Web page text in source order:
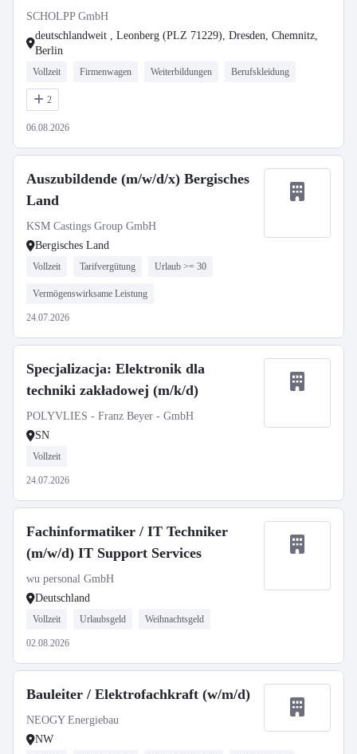
SCHOLPP GmbH
deutschlandweit , Leonberg (PLZ 71229), Dresden, Chemnitz,
Berlin
Vollzeit Firmenwagen Weiterbildungen Berufskleidung
2
06.08.2026
Auszubildende (m/w/d/x) Bergisches
Land
KSM Castings Group GmbH
Bergisches Land
Vollzeit Tarifvergütung Urlaub >= 30
Vermögenswirksame Leistung
24.07.2026
Specjalizacja: Elektronik dla
techniki zakładowej (m/k/d)
POLYVLIES - Franz Beyer - GmbH
SN
Vollzeit
24.07.2026
Fachinformatiker / IT Techniker
(m/w/d) IT Support Services
wu personal GmbH
Deutschland
Vollzeit Urlaubsgeld Weihnachtsgeld
02.08.2026
Bauleiter / Elektrofachkraft (w/m/d)
NEOGY Energiebau
NW